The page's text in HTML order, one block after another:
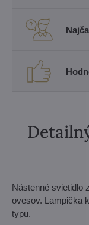
Nástenné svietidlo
ovesov. Lampička
typu.